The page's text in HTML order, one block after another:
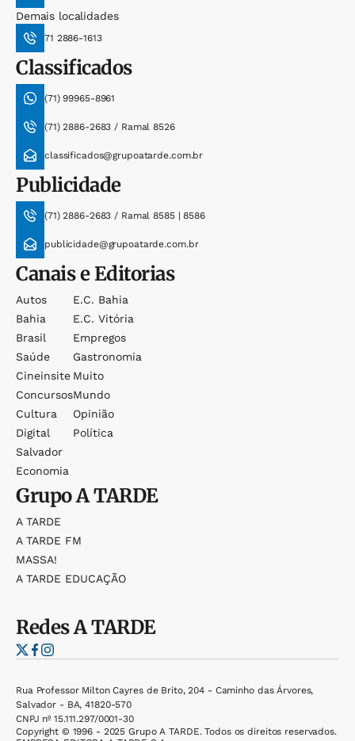
Demais localidades
71 2886-1613
Classificados
(71) 99965-8961
(71) 2886-2683 / Ramal 8526
classificados@grupoatarde.com.br
Publicidade
(71) 2886-2683 / Ramal 8585 | 8586
publicidade@grupoatarde.com.br
Canais e Editorias
Autos
Bahia
Brasil
Saúde
Cineinsite
Concursos
Cultura
Digital
Salvador
Economia
E.c. Bahia
E.c. Vitória
Empregos
Gastronomia
Muito
Mundo
Opinião
Política
GrupoA TARDE
A TARDE
A TARDE FM
MASSA!
A TARDE EDUCAÇÃO
RedesA TARDE
Rua Professor Milton Cayres de Brito, 204 - Caminho das Árvores,
Salvador - BA, 41820-570
CNPJ nº 15.111.297/0001-30
Copyright © 1996 - 2025 Grupo A TARDE. Todos os direitos reservados.